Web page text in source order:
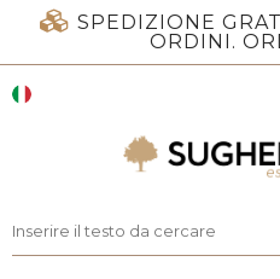
SPEDIZIONE
ORDINI.